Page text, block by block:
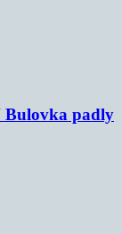
Bulovka padly